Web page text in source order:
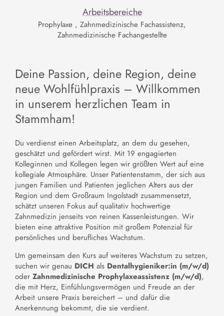
Arbeitsbereiche
Prophylaxe , Zahnmedizinische Fachassistenz,
Zahnmedizinische Fachangestellte
Deine Passion, deine Region, deine
neue Wohlfühlpraxis – Willkommen
in unserem herzlichen Team in
Stammham!
Du verdienst einen Arbeitsplatz, an dem du gesehen,
geschätzt und gefördert wirst. Mit 19 engagierten
Kolleginnen und Kollegen legen wir größten Wert auf eine
kollegiale Atmosphäre. Unser Patientenstamm, der sich aus
jungen Familien und Patienten jeglichen Alters aus der
Region und dem Großraum Ingolstadt zusammensetzt,
schätzt unseren Fokus auf qualitativ hochwertige
Zahnmedizin jenseits von reinen Kassenleistungen. Wir
bieten eine attraktive Position mit großem Potenzial für
persönliches und berufliches Wachstum.
Um gemeinsam den Kurs auf weiteres Wachstum zu setzen,
suchen wir genau DICH als Dentalhygieniker:in (m/w/d)
oder Zahnmedizinische Prophylaxeassistenz (m/w/d),
die mit Herz, Einfühlungsvermögen und Freude an der
Arbeit unsere Praxis bereichert – und dafür die
Anerkennung bekommt, die sie verdient.